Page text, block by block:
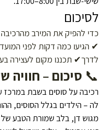
לסיכום
כדי להפיק את המירב
✔ הגיעו כמה דקות לפני
לדרך✔ תכננו מקום לעצירה
📞 סיכום – חוויה
רכיבה על סוסים בשבת
לה – הילדים בגלל הסוסים,
מגוש דן, בלב שמורת הטבע